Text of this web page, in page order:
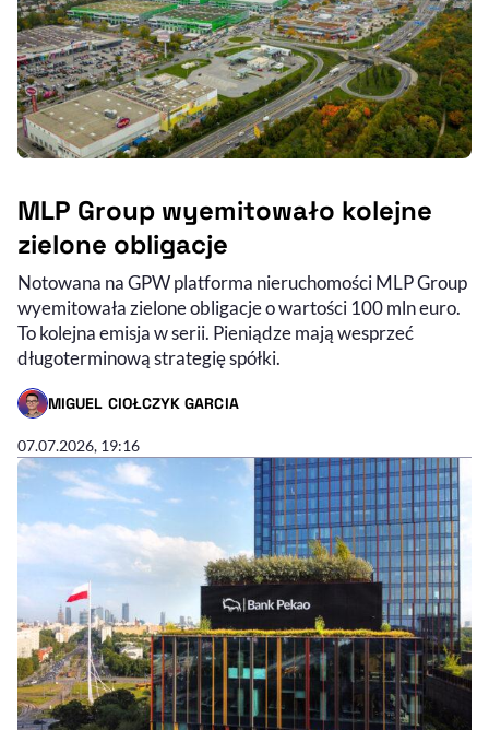
MLP Group wyemitowało kolejne
zielone obligacje
Notowana na GPW platforma nieruchomości MLP Group
wyemitowała zielone obligacje o wartości 100 mln euro.
To kolejna emisja w serii. Pieniądze mają wesprzeć
długoterminową strategię spółki.
MIGUEL CIOŁCZYK GARCIA
- AUTOR ARTYKUŁU - PROFIL
07.07.2026, 19:16